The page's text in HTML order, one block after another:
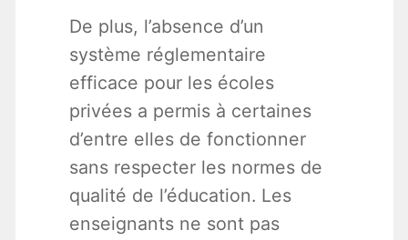
De plus, l’absence d’un
système réglementaire
efficace pour les écoles
privées a permis à certaines
d’entre elles de fonctionner
sans respecter les normes de
qualité de l’éducation. Les
enseignants ne sont pas